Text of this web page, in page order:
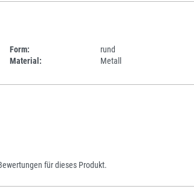
Form:
rund
Material:
Metall
für dieses Produkt.